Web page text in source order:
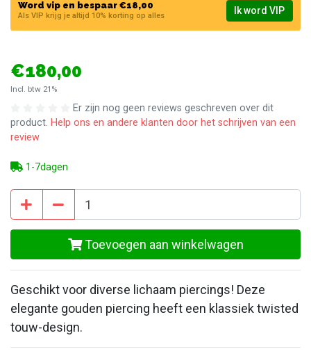
Word vip en bespaar €18,00
Als VIP krijg je altijd 10% korting op alles Ik word VIP
€180,00
Incl. btw 21%
Er zijn nog geen reviews geschreven over dit
product. Help ons en andere klanten door het schrijven van een
review
1-7dagen
Toevoegen aan winkelwagen
Geschikt voor diverse lichaam piercings! Deze
elegante gouden piercing heeft een klassiek twisted
touw-design.